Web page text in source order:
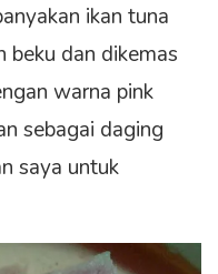
ikan tuna
dan dikemas
warna pink
sebagai daging
saya untuk